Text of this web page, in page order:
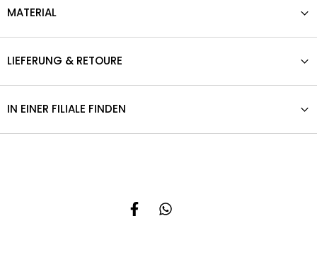
MATERIAL
LIEFERUNG & RETOURE
IN EINER FILIALE FINDEN